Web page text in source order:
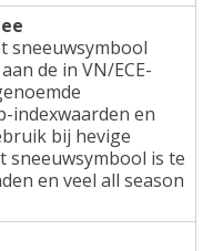
sneeuwsymbool
de in VN/ECE-
indexwaarden en
bij hevige
sneeuwsymbool is te
en veel all season